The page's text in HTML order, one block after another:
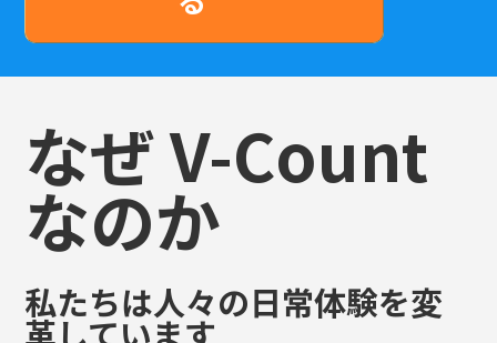
なぜ V-Count
なのか
私たちは人々の日常体験を変
革しています